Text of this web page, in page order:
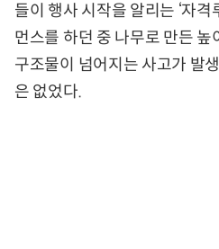
들이 행사 시작을 알리는 ‘자
먼스를 하던 중 나무로 만든
구조물이 넘어지는 사고가 발
은 없었다.